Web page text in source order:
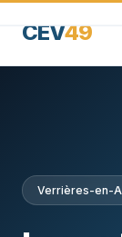
CEV49
Verrières-en-